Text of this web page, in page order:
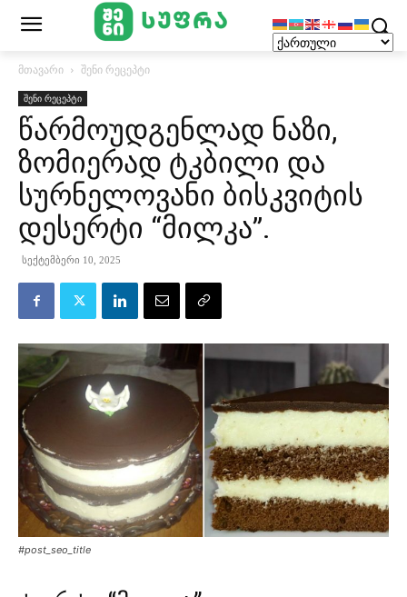
მთავარი შენი რეცეპტი
შენი რეცეპტი
წარმოუდგენლად ნაზი,
ზომიერად ტკბილი და
სურნელოვანი ბისკვიტის
დესერტი “მილკა”.
სექტემბერი 10, 2025
#post_seo_title